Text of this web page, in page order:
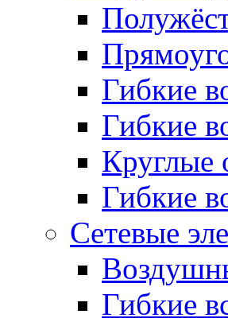
Гибкие
Гибкие
Круглые
Гибкие
Сетевые
Гибкие